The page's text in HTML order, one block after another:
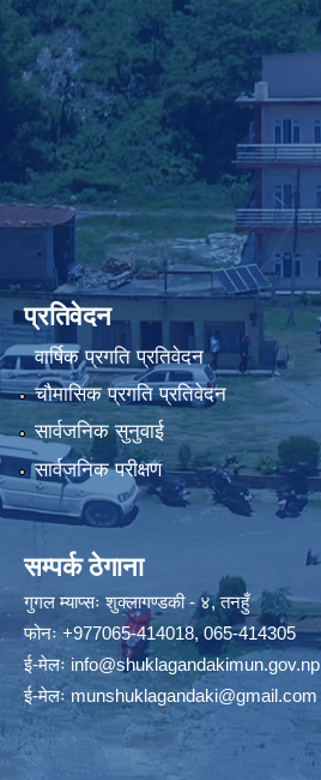
प्रतिवेदन
वार्षिक प्रगति प्रतिवेदन
चौमासिक प्रगति प्रतिवेदन
सार्वजनिक सुनुवाई
सार्वजनिक परीक्षण
सम्पर्क ठेगाना
गुगल म्याप्सःशुक्लागण्डकी - ४, तनहुँ
फोनः+977065-414018,065-414305
ई-मेलः info@shuklagandakimun.gov.np
ई-मेलःmunshuklagandaki@gmail.com